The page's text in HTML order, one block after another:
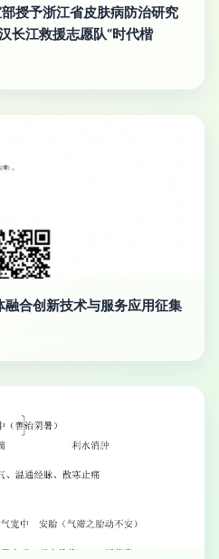
授予浙江省皮肤病防治研究
长江救援志愿队“时代楷
合创新技术与服务应用征集